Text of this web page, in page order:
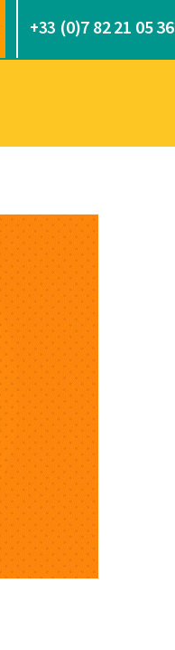
+33 (0)7 82 21 05 36